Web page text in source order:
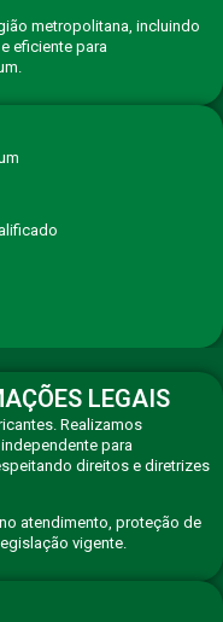
metropolitana, incluindo
eficiente para
LEGAIS
Realizamos
para
direitos e diretrizes
atendimento, proteção de
vigente.